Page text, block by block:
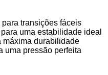
transições fáceis
uma estabilidade ideal
máxima durabilidade
uma pressão perfeita